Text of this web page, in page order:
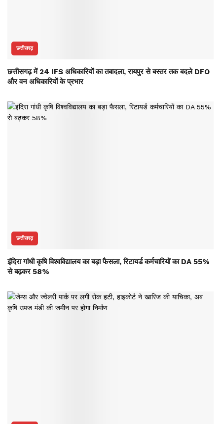
छत्तीसगढ़
छत्तीसगढ़ में 24 IFS अधिकारियों का तबादला, रायपुर से बस्तर तक बदले DFO
और वन अधिकारियों के प्रभार
छत्तीसगढ़
इंदिरा गांधी कृषि विश्वविद्यालय का बड़ा फैसला, रिटायर्ड कर्मचारियों का DA 55%
से बढ़कर 58%